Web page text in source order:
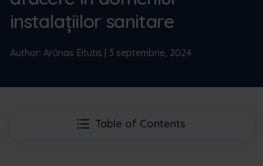
instalațiilor sanitare
Author: Arūnas Eitutis | 3 septembrie, 2024
Table of Contents